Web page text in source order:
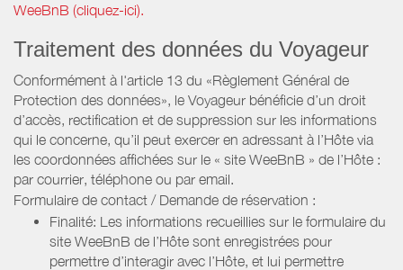
WeeBnB (cliquez-ici).
Traitement des données du Voyageur
Conformément à l'article 13 du «Règlement Général de
Protection des données», le Voyageur bénéficie d’un droit
d’accès, rectification et de suppression sur les informations
qui le concerne, qu’il peut exercer en adressant à l’Hôte via
les coordonnées affichées sur le « site WeeBnB » de l’Hôte :
par courrier, téléphone ou par email.
Formulaire de contact / Demande de réservation :
Finalité: Les informations recueillies sur le formulaire du
site WeeBnB de l’Hôte sont enregistrées pour
permettre d’interagir avec l’Hôte, et lui permettre